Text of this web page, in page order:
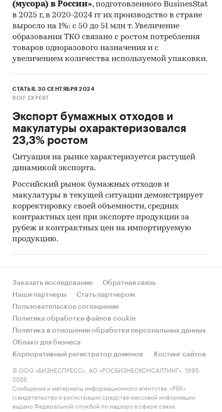
(мусора) в России», подготовленного BusinesStat
в 2025 г, в 2020-2024 гг их производство в стране
выросло на 1%: с 50 до 51 млн т. Увеличение
образования ТКО связано с ростом потребления
товаров одноразового назначения и с
увеличением количества используемой упаковки.
СТАТЬЯ, 30 СЕНТЯБРЯ 2024
ROIF EXPERT
Экспорт бумажных отходов и
макулатуры охарактеризовался
23,3% ростом
Ситуация на рынке характеризуется растущей
динамикой экспорта.
Российский рынок бумажных отходов и
макулатуры в текущей ситуации демонстрирует
корректировку своей объемности, средних
контрактных цен при экспорте продукции за
рубеж и контрактных цен на импортируемую
продукцию.
Заказать исследование
Обратная связь
Наши партнеры
Стать партнером
Пользовательское соглашение
Политика обработки файлов cookie
Политика в отношении обработки персональных данных
Облако для бизнеса
Корпоративный регистратор доменов
Хостинг сайтов
© ООО «БИЗНЕСПРЕСС», АО «РОСБИЗНЕСКОНСАЛТИНГ», 1995-
2026.
Сообщения и материалы информационного агентства «РБК»
(свидетельство о регистрации средства массовой информации
выдано Федеральной службой по надзору в сфере связи,